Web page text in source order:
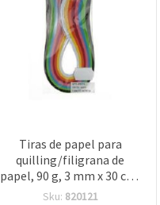
Tiras de papel para
quilling/filigrana de
papel, 90 g, 3 mm x 30 cm,
8 colores vibrantes - 200
Sku: 820121